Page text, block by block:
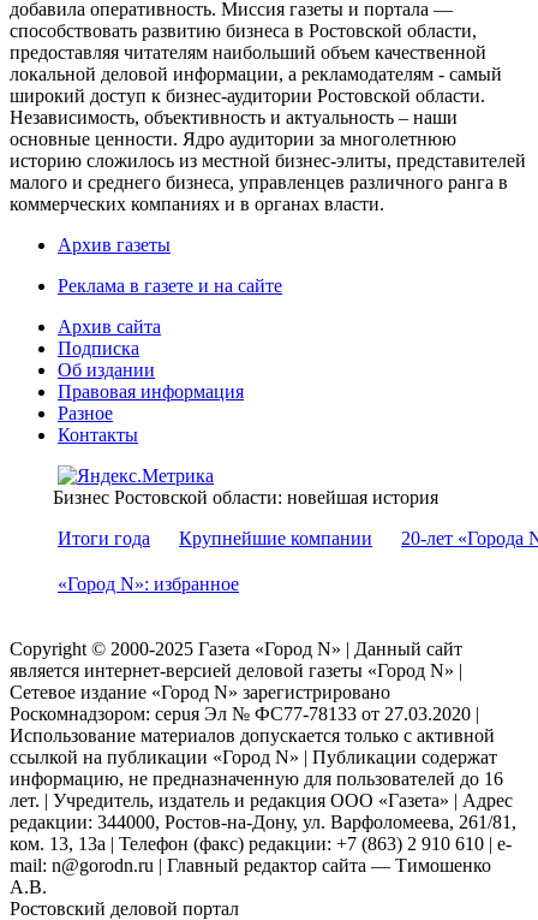
добавила оперативность. Миссия газеты и портала —
способствовать развитию бизнеса в Ростовской области,
предоставляя читателям наибольший объем качественной
локальной деловой информации, а рекламодателям - самый
широкий доступ к бизнес-аудитории Ростовской области.
Независимость, объективность и актуальность – наши
основные ценности. Ядро аудитории за многолетнюю
историю сложилось из местной бизнес-элиты, представителей
малого и среднего бизнеса, управленцев различного ранга в
коммерческих компаниях и в органах власти.
Архив газеты
Реклама в газете и на сайте
Архив сайта
Подписка
Об издании
Правовая информация
Разное
Контакты
Бизнес Ростовской области: новейшая история
Итоги года
Крупнейшие компании 20-лет «Города
«Город N»: избранное
Copyright © 2000-2025 Газета «Город N» | Данный сайт
является интернет-версией деловой газеты «Город N» |
Сетевое издание «Город N» зарегистрировано
Роскомнадзором: серuя Эл № ФС77-78133 от 27.03.2020 |
Использование материалов допускается только с активной
ссылкой на публикации «Город N» | Публикации содержат
информацию, не предназначенную для пользователей до 16
лет. | Учредитель, издатель и редакция ООО «Газета» | Адрес
редакции: 344000, Ростов-на-Дону, ул. Варфоломеева, 261/81,
ком. 13, 13а | Телефон (факс) редакции: +7 (863) 2 910 610 | e-
mail: n@gorodn.ru | Главный редактор сайта — Тимошенко
А.В.
Ростовский деловой портал